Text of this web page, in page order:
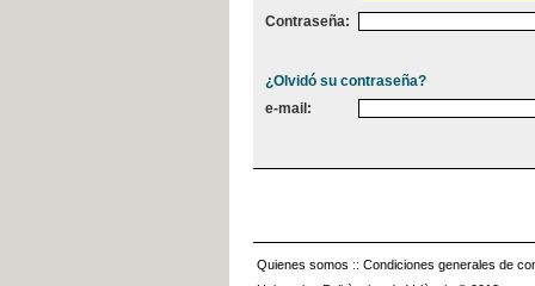
Contraseña:
¿Olvidó su contraseña?
e-mail:
Quienes somos :: Condiciones generales de